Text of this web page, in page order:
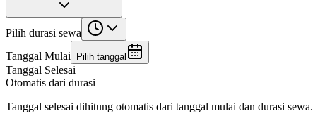
Pilih durasi sewa
Tanggal Mulai
Pilih tanggal
Tanggal Selesai
Otomatis dari durasi
Tanggal selesai dihitung otomatis dari tanggal mulai dan durasi sewa.